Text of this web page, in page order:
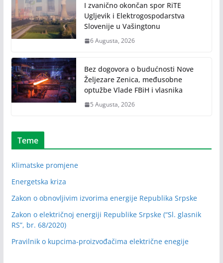
I zvanično okončan spor RiTE
Ugljevik i Elektrogospodarstva
Slovenije u Vašingtonu
6 Augusta, 2026
Bez dogovora o budućnosti Nove
Željezare Zenica, međusobne
optužbe Vlade FBiH i vlasnika
5 Augusta, 2026
Teme
Klimatske promjene
Energetska kriza
Zakon o obnovljivim izvorima energije Republika Srpske
Zakon o električnoj energiji Republike Srpske (“Sl. glasnik
RS”, br. 68/2020)
Pravilnik o kupcima-proizvođačima električne enegije